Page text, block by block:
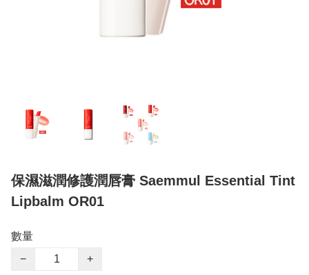
保濕滋潤修護潤唇膏 Saemmul Essential Tint
Lipbalm OR01
數量
−
+